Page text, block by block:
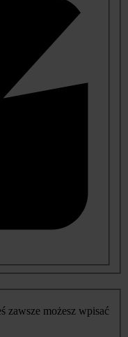
zawsze możesz wpisać